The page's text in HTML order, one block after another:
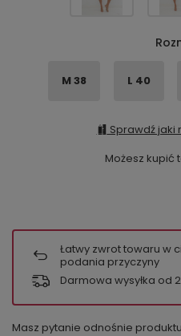
M 38 L 40
Sprawdź jaki
Możesz kupić
Łatwy zwrot towaru w
podania przyczyny
Darmowa wysyłka od
Masz pytanie odnośnie